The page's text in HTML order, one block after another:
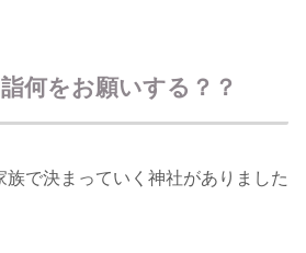
をお願いする？？
で決まっていく神社がありました